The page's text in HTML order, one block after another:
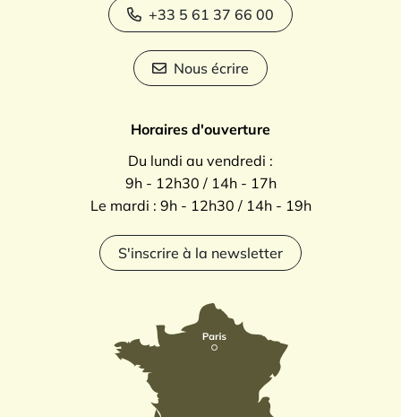
+33 5 61 37 66 00
Nous écrire
Horaires d'ouverture
Du lundi au vendredi :
9h - 12h30 / 14h - 17h
Le mardi : 9h - 12h30 / 14h - 19h
S'inscrire à la newsletter